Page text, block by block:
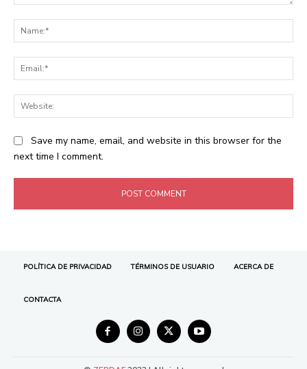
POLÍTICA DE PRIVACIDAD TÉRMINOS DE USUARIO ACERCA DE
CONTACTA